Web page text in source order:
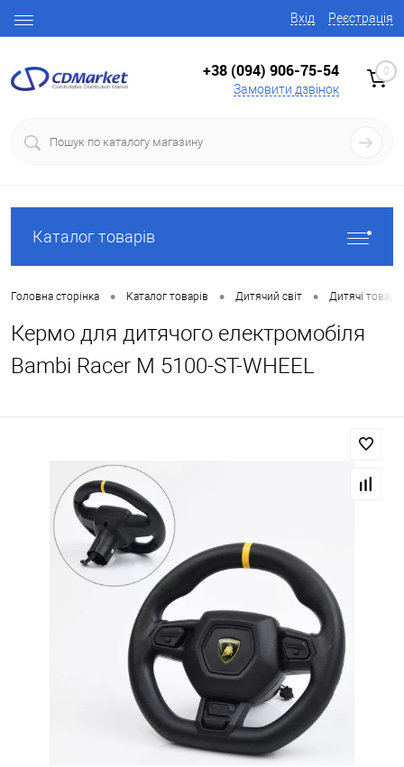
Вхід Реєстрація
+38 (094) 906-75-54
Замовити дзвінок
0
Каталог товарів
Головна сторінка • Каталог товарів • Дитячий світ • Дитячі
Кермо для дитячого електромобіля
Bambi Racer M 5100-ST-WHEEL